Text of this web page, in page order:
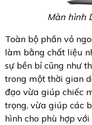
Màn hình
Toàn bộ phần vỏ
làm bằng chất liệu
sự bền bỉ cũng như
trong một thời gian
đạo vừa giúp chiếc
trọng, vừa giúp các
hình cho phù hợp